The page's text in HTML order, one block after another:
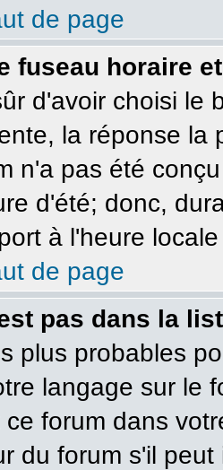
de page
fuseau horaire
d'avoir choisi le
la réponse la
n'a pas été
d'été; donc,
à l'heure
de page
pas dans la
plus probables
langage sur le
forum dans
du forum s'il